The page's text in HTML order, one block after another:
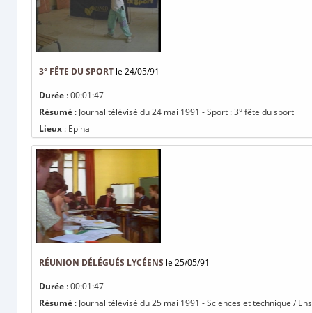
3° FÊTE DU SPORT le 24/05/91
Durée : 00:01:47
Résumé : Journal télévisé du 24 mai 1991 - Sport : 3° fête du sport
Lieux : Epinal
RÉUNION DÉLÉGUÉS LYCÉENS le 25/05/91
Durée : 00:01:47
Résumé : Journal télévisé du 25 mai 1991 - Sciences et technique /